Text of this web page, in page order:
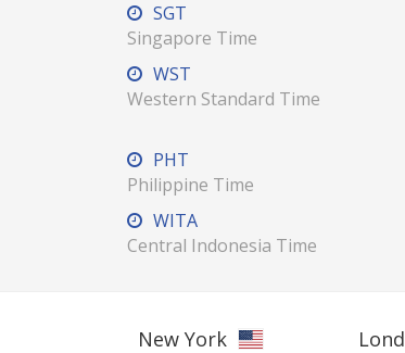
SGT
Singapore Time
WST
Western Standard Time
PHT
Philippine Time
WITA
Central Indonesia Time
New York